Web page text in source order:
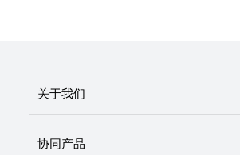
关于我们
协同产品